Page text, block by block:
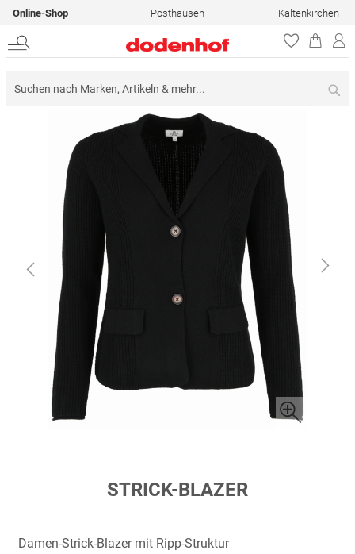
Online-Shop Posthausen Kaltenkirchen
Bildergalerie
springen
STRICK-BLAZER
Damen-Strick-Blazer mit Ripp-Struktur